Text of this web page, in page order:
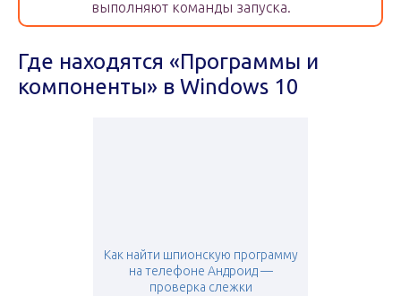
выполняют команды запуска.
Где находятся «Программы и
компоненты» в Windows 10
Как найти шпионскую программу
на телефоне Андроид —
проверка слежки